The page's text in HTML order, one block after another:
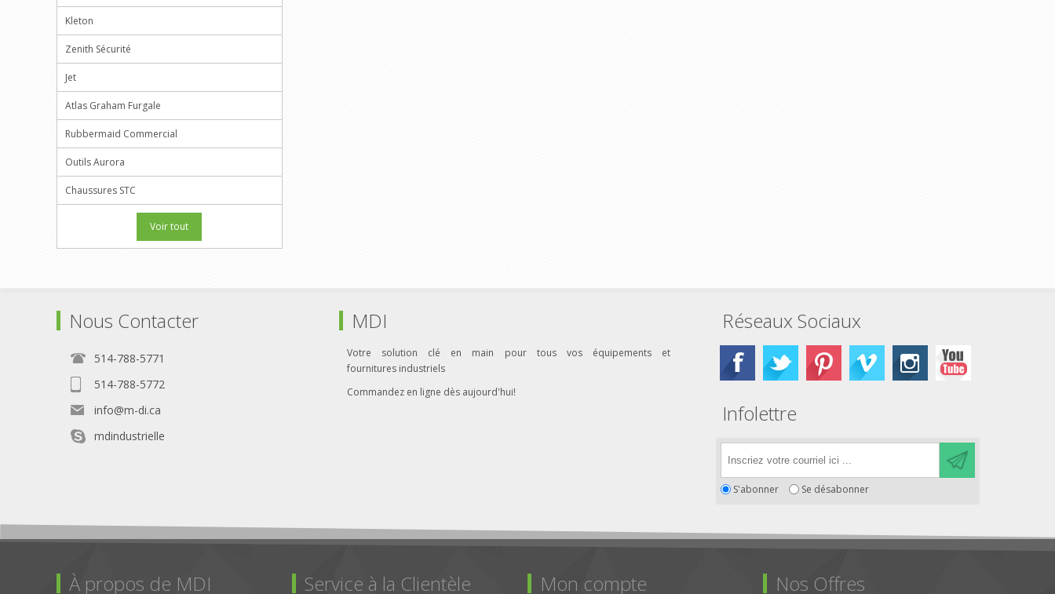
Kleton
Zenith Sécurité
Jet
Atlas Graham Furgale
Rubbermaid Commercial
Outils Aurora
Chaussures STC
Voir tout
Nous Contacter
514-788-5771
514-788-5772
info@m-di.ca
mdindustrielle
MDI
Votre solution clé en main pour tous vos équipements et
fournitures industriels
Commandez en ligne dès aujourd'hui!
Réseaux Sociaux
Infolettre
S'abonner Se désabonner
À propos de MDI Service à la Clientèle Mon compte Nos Offres